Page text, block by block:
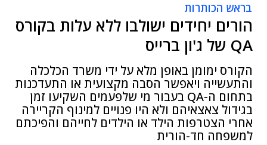
בראש הכותרות
הורים יחידים ישולבו ללא עלות בקורס
QA של ג'ון ברייס
הקורס ימומן באופן מלא על ידי משרד הכלכלה
והתעשייה ויאפשר הסבה מקצועית או התעדכנות
בתחום ה-QA בעבור מי שלפעמים השקיעו זמן
בגידול צאצאיהם ולא היו פנויים למינוף הקריירה
אחרי הצטרפות הילד או הילדים לחייהם והפיכתם
למשפחה חד-הורית